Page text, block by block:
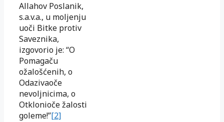
Allahov Poslanik,
s.a.v.a., u moljenju
uoči Bitke protiv
Saveznika,
izgovorio je: “O
Pomagaču
ožalošćenih, o
Odazivaoče
nevoljnicima, o
Otklonioče žalosti
goleme!”[2]